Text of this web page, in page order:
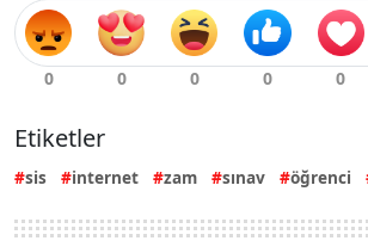
Etiketler
sis internet zam sınav öğrenci